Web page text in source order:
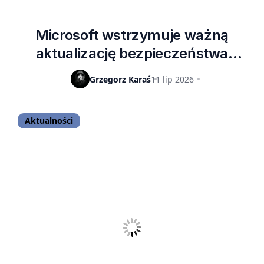
Microsoft wstrzymuje ważną
aktualizację bezpieczeństwa
Windows 11. Powodem problemy z
kompatybilnością
Grzegorz Karaś11 lip 2026
Aktualności